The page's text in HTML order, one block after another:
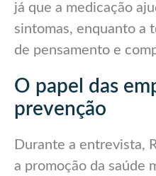
já que a medicação
sintomas, enquanto a
de pensamento e
O papel das
prevenção
Durante a entrevista,
a promoção da saúde